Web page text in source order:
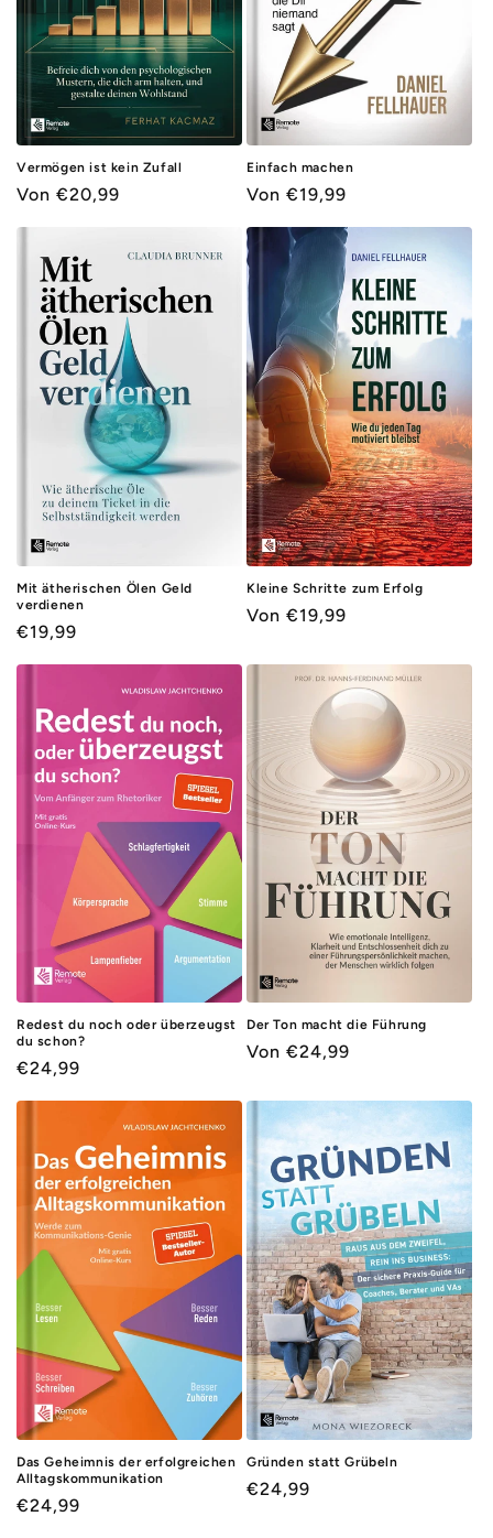
Vermögen ist kein Zufall
Normaler
Von €20,99
Einfach machen
Normaler
Von €19,99
Mit ätherischen Ölen Geld
verdienen
Normaler
€19,99
Kleine Schritte zum Erfolg
Normaler
Von €19,99
Redest du noch oder überzeugst
du schon?
Normaler
€24,99
Der Ton macht die Führung
Normaler
Von €24,99
Das Geheimnis der erfolgreichen
Alltagskommunikation
Normaler
€24,99
Gründen statt Grübeln
Normaler
€24,99